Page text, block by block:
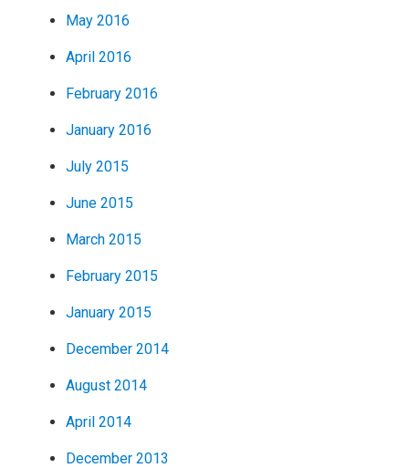
May 2016
April 2016
February 2016
January 2016
July 2015
June 2015
March 2015
February 2015
January 2015
December 2014
August 2014
April 2014
December 2013